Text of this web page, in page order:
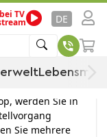
TV DE
werden Sie in
Sie mehrere